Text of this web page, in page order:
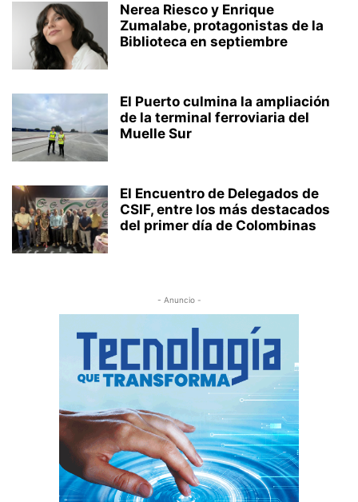
Nerea Riesco y Enrique
Zumalabe, protagonistas de la
Biblioteca en septiembre
El Puerto culmina la ampliación
de la terminal ferroviaria del
Muelle Sur
El Encuentro de Delegados de
CSIF, entre los más destacados
del primer día de Colombinas
- Anuncio -